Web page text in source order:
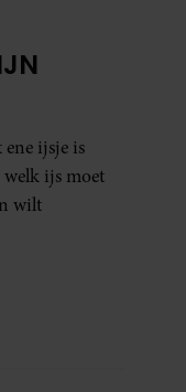
ijsje is
welk ijs moet
wilt